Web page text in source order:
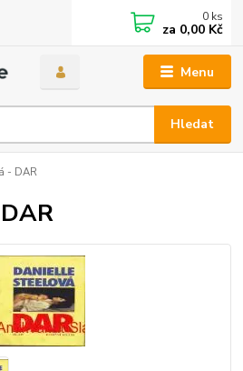
Menu
Hledat
0 ks
za 0,00 Kč
- DAR